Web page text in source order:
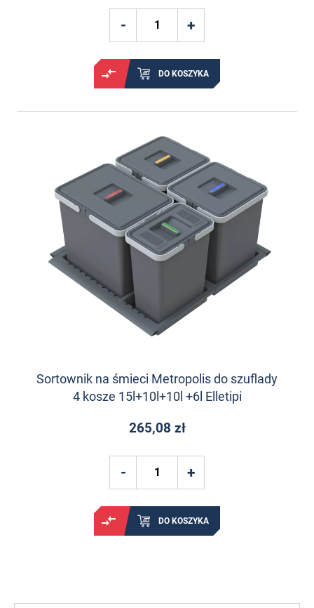
DO KOSZYKA
Sortownik na śmieci Metropolis do szuflady
4 kosze 15l+10l+10l +6l Elletipi
265,08 zł
DO KOSZYKA